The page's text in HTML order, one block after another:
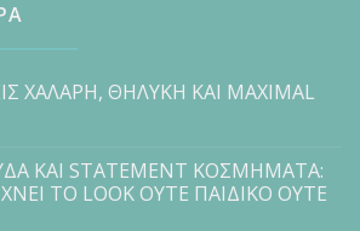
ΧΑΛΑΡΗ, ΘΗΛΥΚΗ ΚΑΙ MAXIMAL
ΚΑΙ STATEMENT ΚΟΣΜΗΜΑΤΑ:
ΤΟ LOOK ΟΥΤΕ ΠΑΙΔΙΚΟ ΟΥΤΕ